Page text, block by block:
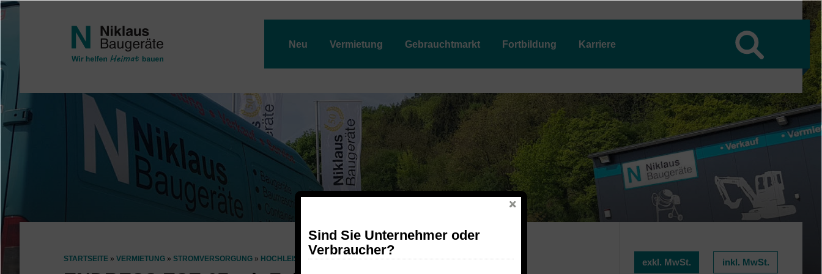
Direkt zum Inhalt
Neu Vermietung Gebrauchtmarkt Fortbildung Karriere
STARTSEITE VERMIETUNG STROMVERSORGUNG HOCHLEISTUNGSGENERATOREN ENDRESS ESE 67 MIT FAHRGESTELL exkl. MwSt. inkl. MwSt.
Sind Sie Unternehmer oder
Verbraucher?